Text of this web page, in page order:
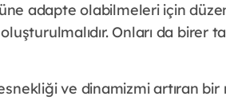
adapte olabilmeleri için
Onları da birer
ve dinamizmi artıran bir